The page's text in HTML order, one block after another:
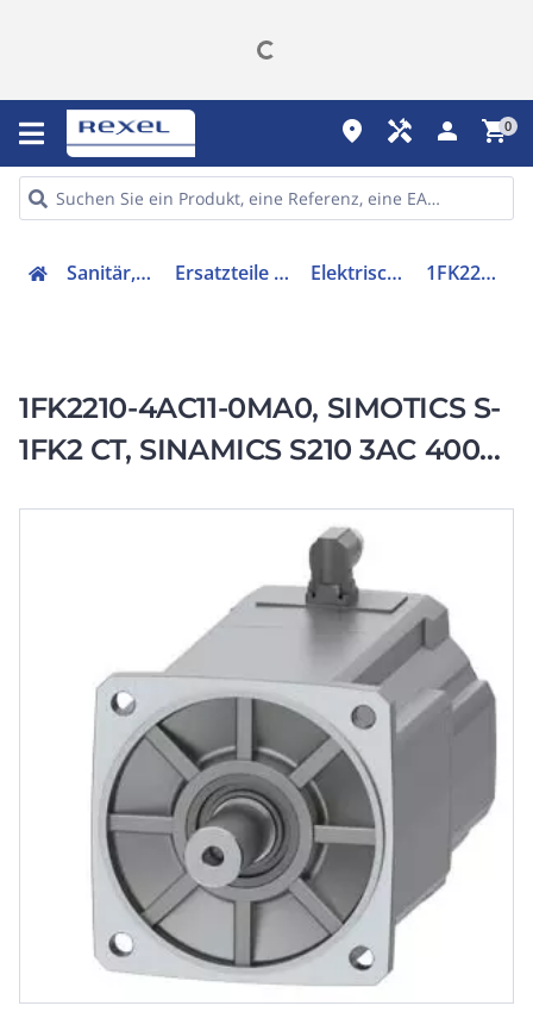
place handyman person shopping_cart0
Sanitär, Heizung, Klima Ersatzteile für Ausstattungen Elektrischer Servomotor 1FK22104AC110MA0
1FK2210-4AC11-0MA0, SIMOTICS S-
1FK2 CT, SINAMICS S210 3AC 400V-